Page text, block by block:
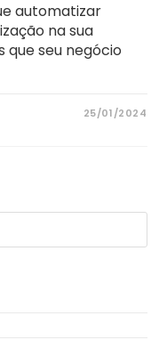
automatizar
na sua
seu negócio
25/01/2024